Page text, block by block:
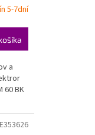
A
R
M
O
5-7dní
a
60 BK